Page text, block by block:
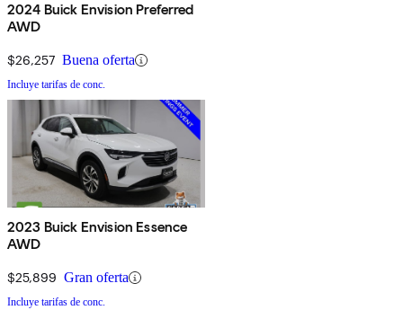
2024 Buick Envision Preferred
AWD
$26,257 Buena oferta
Incluye tarifas de conc.
2023 Buick Envision Essence
AWD
$25,899 Gran oferta
Incluye tarifas de conc.